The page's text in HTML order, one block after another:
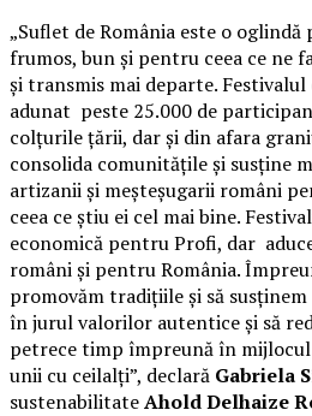
„Suflet de România este o
frumos, bun și pentru ceea ce ne
și transmis mai departe.
adunat peste 25.000 de
colțurile țării, dar și din afara
consolida comunitățile și susține
artizanii și meșteșugarii români
ceea ce știu ei cel mai bine.
economică pentru Profi, dar
români și pentru România.
promovăm tradițiile și să
în jurul valorilor autentice și să
petrece timp împreună în
unii cu ceilalți”, declară Gabriela
sustenabilitateAhold Delhaize